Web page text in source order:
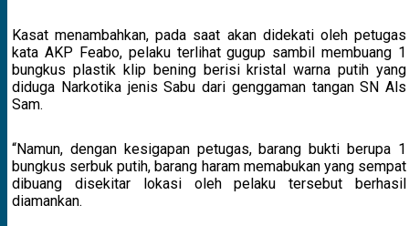
Kasat menambahkan, pada saat akan didekati oleh petugas
kata AKP Feabo, pelaku terlihat gugup sambil membuang 1
bungkus plastik klip bening berisi kristal warna putih yang
diduga Narkotika jenis Sabu dari genggaman tangan SN Als
Sam.
“Namun, dengan kesigapan petugas, barang bukti berupa 1
bungkus serbuk putih, barang haram memabukan yang sempat
dibuang disekitar lokasi oleh pelaku tersebut berhasil
diamankan.